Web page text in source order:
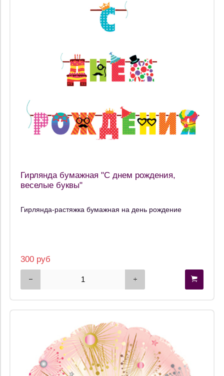
Гирлянда бумажная "С днем рождения,
веселые буквы"
Гирлянда-растяжка бумажная на день рождение
300 руб